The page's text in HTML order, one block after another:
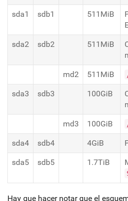
sda1 sdb1 511MiB
sda2 sdb2 511MiB
md2 511MiB
sda3 sdb3 100GiB
md3 100GiB
sda4 sdb4 4GiB
sda5 sdb5 1.7TiB
Hay que hacer notar que el